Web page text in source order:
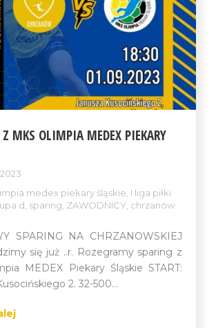
MKS OLIMPIA MEDEX PIEKARY
medex piekary śląskie I liga piłki
d sparing ZAWODNICY chrzanów
SPARING NA CHRZANOWSKIEJ
się już ..r. Rozegramy sparing z
MEDEX Piekary Śląskie START:
2. 32-500...